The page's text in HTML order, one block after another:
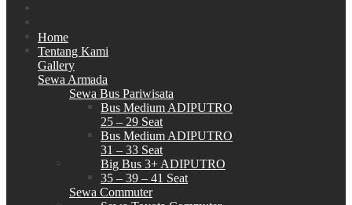
Home
Tentang Kami
Gallery
Sewa Armada
Sewa Bus Pariwisata
Bus Medium ADIPUTRO
25 – 29 Seat
Bus Medium ADIPUTRO
31 – 33 Seat
Big Bus 3+ ADIPUTRO
35 – 39 – 41 Seat
Sewa Commuter